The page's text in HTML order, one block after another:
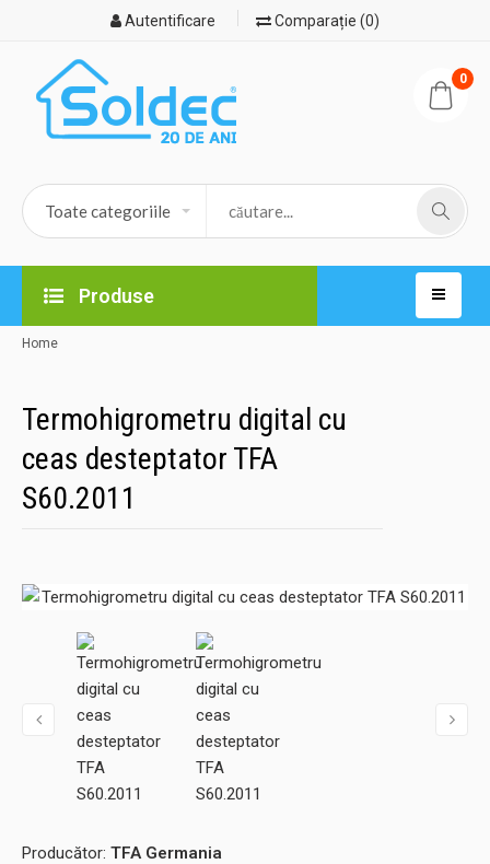
Autentificare Comparație (0)
0
Produse
Home
Termohigrometru digital cu
ceas desteptator TFA
S60.2011
Producător: TFA Germania